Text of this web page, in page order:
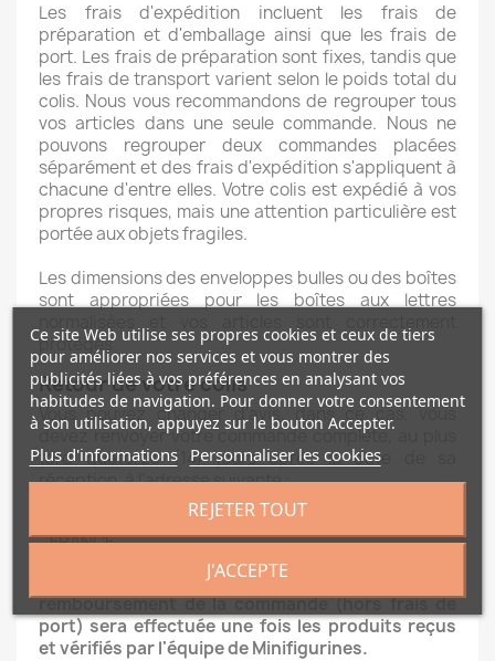
Les frais d'expédition incluent les frais de
préparation et d'emballage ainsi que les frais de
port. Les frais de préparation sont fixes, tandis que
les frais de transport varient selon le poids total du
colis. Nous vous recommandons de regrouper tous
vos articles dans une seule commande. Nous ne
pouvons regrouper deux commandes placées
séparément et des frais d'expédition s'appliquent à
chacune d'entre elles. Votre colis est expédié à vos
propres risques, mais une attention particulière est
portée aux objets fragiles.
Les dimensions des enveloppes bulles ou des boîtes
sont appropriées pour les boîtes aux lettres
protégés.
Retour de votre colis
Vous pouvez changer d'avis, dans ce cas, vous
devez renvoyer votre commande complète, au plus
tard quatorze (14) jours après la date de sa
réception, à l'adresse suivante :
NB MARKET 837, Route du Gros Bois 38500 La Buisse
- FRANCE
Les frais de retour sont à votre charge, et le
remboursement de la commande (hors frais de
port) sera effectuée une fois les produits reçus
et vérifiés par l'équipe de Minifigurines.
Ce site Web utilise ses propres cookies et ceux de tiers
pour améliorer nos services et vous montrer des
publicités liées à vos préférences en analysant vos
habitudes de navigation. Pour donner votre consentement
à son utilisation, appuyez sur le bouton Accepter.
Plus d'informations Personnaliser les cookies
REJETER TOUT
J'ACCEPTE